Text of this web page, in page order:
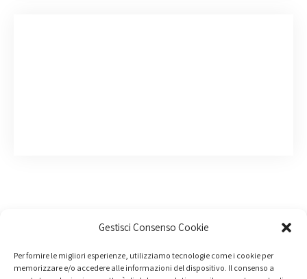
Gestisci Consenso Cookie
Per fornire le migliori esperienze, utilizziamo tecnologie come i cookie per
memorizzare e/o accedere alle informazioni del dispositivo. Il consenso a